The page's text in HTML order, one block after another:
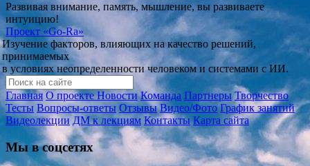
Развивая внимание, память, мышление, вы развиваете
интуицию!
Проект «Go-Ra»
Изучение факторов, влияющих на качество решений,
принимаемых
в условиях неопределенности человеком и системами с ИИ.
Главная О проектеНовости Команда Партнеры Творчество
Тесты Вопросы-ответы Отзывы Видео/Фото График занятий
Видеолекции ДМ к лекциям Контакты Карта сайта
Мы в соцсетях